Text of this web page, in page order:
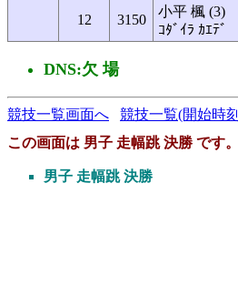
12 3150
小平 楓 (3)
ｺﾀﾞｲﾗ ｶｴﾃﾞ
DNS:欠 場
競技一覧画面へ 競技一覧(開始時
この画面は 男子 走幅跳 決勝 です。
男子 走幅跳 決勝